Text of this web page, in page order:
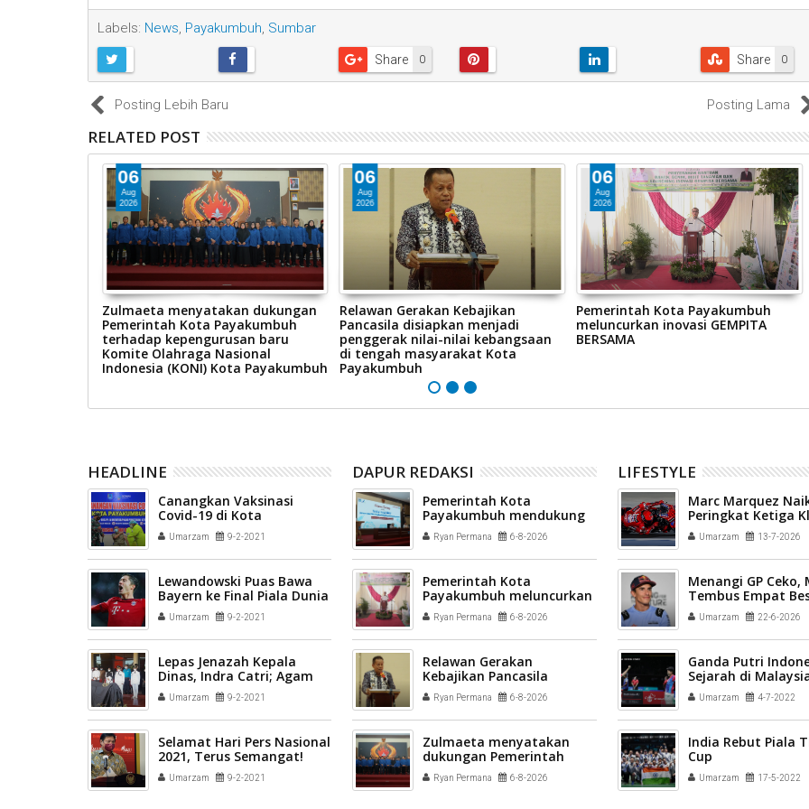
Labels: News, Payakumbuh, Sumbar
0
Share 0
Share
Posting Lebih Baru Posting Lama
RELATED POST
06
Aug
2026
Zulmaeta menyatakan dukungan
Pemerintah Kota Payakumbuh
terhadap kepengurusan baru
Komite Olahraga Nasional
Indonesia (KONI) Kota Payakumbuh
06
Aug
2026
Relawan Gerakan Kebajikan
Pancasila disiapkan menjadi
penggerak nilai-nilai kebangsaan
di tengah masyarakat Kota
Payakumbuh
06
Aug
2026
Pemerintah Kota Payakumbuh
meluncurkan inovasi GEMPITA
BERSAMA
HEADLINE
Canangkan Vaksinasi
Covid-19 di Kota
Payakumbuh, Wako Riza
Falepi Langsung di Vaksin
dan Ajak Masyarakat
Umarzam 9-2-2021
Lewandowski Puas Bawa
Bayern ke Final Piala Dunia
Antarklub
Umarzam 9-2-2021
Lepas Jenazah Kepala
Dinas, Indra Catri; Agam
Kehilangan Putra-Putri
Terbaik
Umarzam 9-2-2021
Selamat Hari Pers Nasional
2021, Terus Semangat!
Umarzam 9-2-2021
DAPUR REDAKSI
Pemerintah Kota
Payakumbuh mendukung
pelaksanaan vaksinasi
Human Papillomavirus
(HPV) bagi aparatur sipil
negara (ASN) dan
masyarakat
Ryan Permana 6-8-2026
Pemerintah Kota
Payakumbuh meluncurkan
inovasi GEMPITA BERSAMA
Ryan Permana 6-8-2026
Relawan Gerakan
Kebajikan Pancasila
disiapkan menjadi
penggerak nilai-nilai
kebangsaan di tengah
masyarakat Kota
Payakumbuh
Ryan Permana 6-8-2026
Zulmaeta menyatakan
dukungan Pemerintah
Kota Payakumbuh
terhadap kepengurusan
Ryan Permana 6-8-2026
LIFESTYLE
Marc Marquez
Peringkat Ketiga
Sementara MotoGP
Umarzam 13-7-2026
Menangi GP Ceko,
Tembus Empat
Umarzam 22-6-2026
Ganda Putri
Sejarah di
2022Umarzam 4-7-2022
India Rebut Piala
Cup
Umarzam 17-5-2022